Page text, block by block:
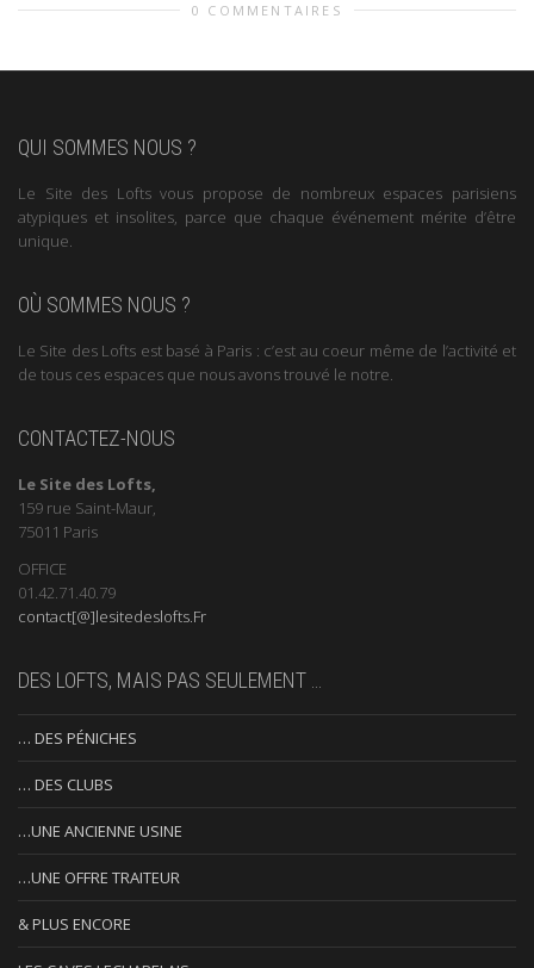
0 COMMENTAIRES
QUI SOMMES NOUS ?
Le Site des Lofts vous propose de nombreux espaces parisiens
atypiques et insolites, parce que chaque événement mérite d’être
unique.
OÙ SOMMES NOUS ?
Le Site des Lofts est basé à Paris : c’est au coeur même de l’activité et
de tous ces espaces que nous avons trouvé le notre.
CONTACTEZ-NOUS
Le Site des Lofts,
159 rue Saint-Maur,
75011 Paris
OFFICE
01.42.71.40.79
contact[@]lesitedeslofts.Fr
DES LOFTS, MAIS PAS SEULEMENT …
… DES PÉNICHES
… DES CLUBS
…UNE ANCIENNE USINE
…UNE OFFRE TRAITEUR
& PLUS ENCORE